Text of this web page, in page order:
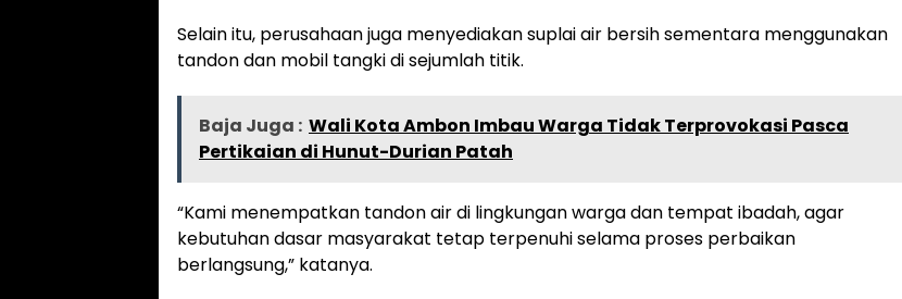
Selain itu, perusahaan juga menyediakan suplai air bersih sementara menggunakan
tandon dan mobil tangki di sejumlah titik.
Baja Juga : Wali Kota Ambon Imbau Warga Tidak Terprovokasi Pasca
Pertikaian di Hunut-Durian Patah
“Kami menempatkan tandon air di lingkungan warga dan tempat ibadah, agar
kebutuhan dasar masyarakat tetap terpenuhi selama proses perbaikan
berlangsung,” katanya.